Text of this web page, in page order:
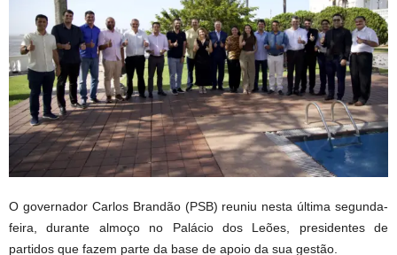
O governador Carlos Brandão (PSB) reuniu nesta última segunda-
feira, durante almoço no Palácio dos Leões, presidentes de
partidos que fazem parte da base de apoio da sua gestão.